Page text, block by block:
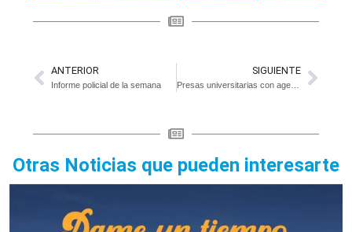
ANTERIOR
Informe policial de la semana
SIGUIENTE
Presas universitarias con agenda cargada
Otras Noticias que pueden interesarte